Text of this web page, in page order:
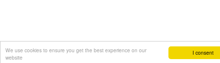
I consent
We use cookies to ensure you get the best experience on our
website